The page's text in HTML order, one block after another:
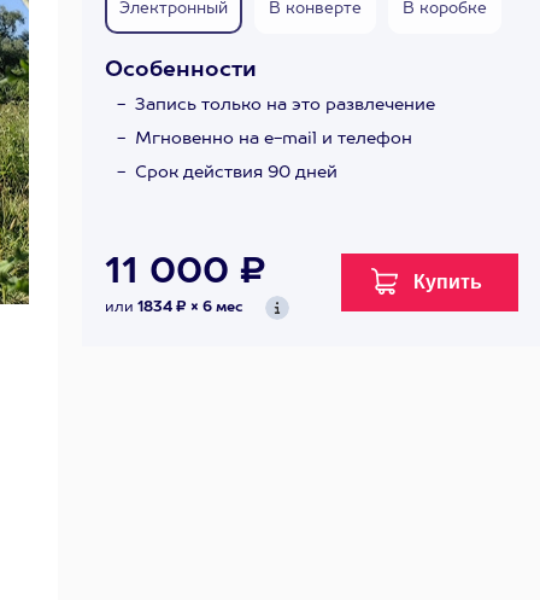
Электронный В конверте В коробке
Особенности
Запись только на это развлечение
Мгновенно на e-mail и телефон
Срок действия 90 дней
11 000 ₽
или 1834 ₽ × 6 мес